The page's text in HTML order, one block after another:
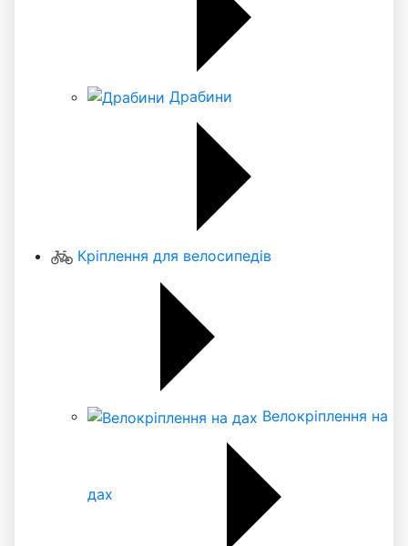
Драбини
Кріплення для велосипедів
Велокріплення на
дах